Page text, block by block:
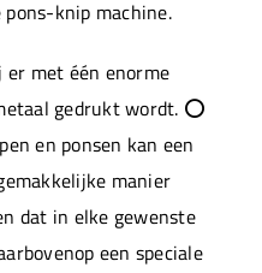
knip machine.
er met één enorme
gedrukt wordt. ⭕
en ponsen kan een
manier
dat in elke gewenste
een speciale